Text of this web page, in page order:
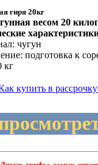
гиря 20кг
весом 20
чугун
подготовка к
кг
купить в